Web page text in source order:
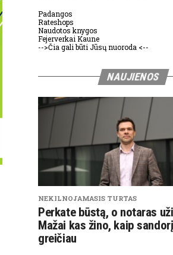
Padangos
Rateshops
Naudotos knygos
Fejerverkai Kaune
-->Čia gali būti Jūsų nuoroda <--
NAUJIENOS
NEKILNOJAMASIS TURTAS
Perkate būstą, o notaras
Mažai kas žino, kaip
greičiau